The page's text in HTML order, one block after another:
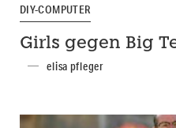
DIY-COMPUTER
Girls gegen Big
elisa pfleger